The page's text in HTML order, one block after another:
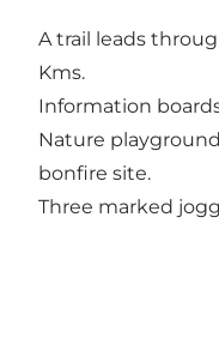
A trail leads
Kms.
Information
Nature
bonfire site.
Three marked